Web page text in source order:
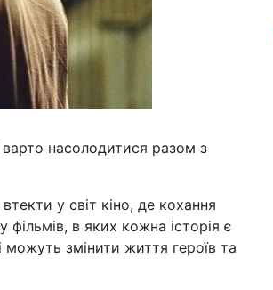
варто насолодитися разом з
у світ кіно, де кохання
в яких кожна історія є
змінити життя героїв та